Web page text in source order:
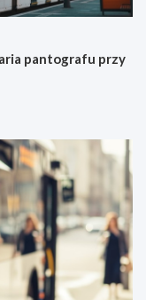
pantografu przy